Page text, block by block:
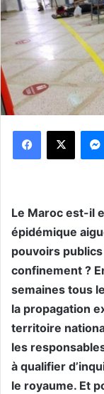
Le Maroc est-il
épidémique
pouvoirs
confinement ?
semaines tous
la propagation
territoire
les
à qualifier
le royaume. Et